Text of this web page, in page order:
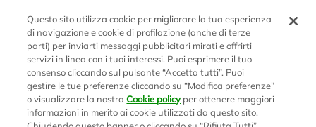
Logo Bennet
Seguici sui nostri canali
Scarica l'app
Questo sito utilizza cookie per migliorare la tua esperienza
di navigazione e cookie di profilazione (anche di terze
parti) per inviarti messaggi pubblicitari mirati e offrirti
servizi in linea con i tuoi interessi. Puoi esprimere il tuo
consenso cliccando sul pulsante “Accetta tutti”. Puoi
gestire le tue preferenze cliccando su “Modifica preferenze”
o visualizzare la nostraCookie policyper ottenere maggiori
informazioni in merito ai cookie utilizzati da questo sito.